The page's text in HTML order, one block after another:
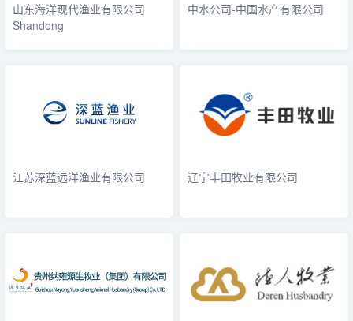
山东海洋现代渔业有限公司
Shandong
中水公司-中国水产有限公司
江苏深蓝远洋渔业有限公司 辽宁丰田牧业有限公司